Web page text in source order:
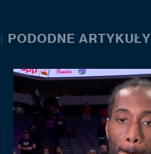
| PODODNE ARTYKUŁY